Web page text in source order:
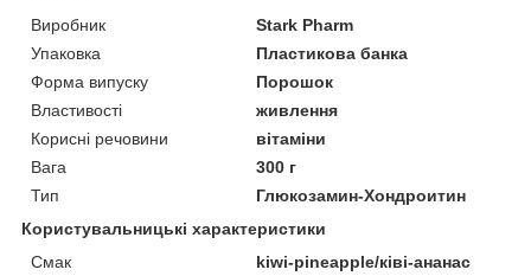
Виробник
Stark Pharm
Упаковка
Пластикова банка
Форма випуску
Порошок
Властивості
живлення
Корисні речовини
вітаміни
Вага
300 г
Тип
Глюкозамин-Хондроитин
Користувальницькі характеристики
Смак
kiwi-pineapple/ківі-ананас